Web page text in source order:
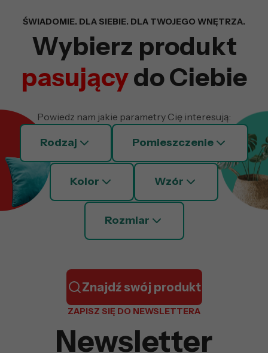
Wyszukiwarka z
ŚWIADOMIE. DLA SIEBIE. DLA TWOJEGO WNĘTRZA.
Wybierz produkt
pasującydo Ciebie
Powiedz nam jakie parametry Cię interesują:
Rodzaj Pomieszczenie
Kolor Wzór
Rozmiar
Znajdź swój produkt
ZAPISZ SIĘ DO NEWSLETTERA
Newsletter